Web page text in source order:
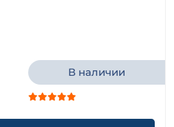
В наличии